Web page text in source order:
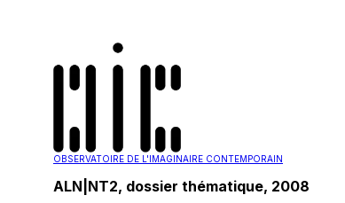
OBSERVATOIRE DE L'IMAGINAIRE CONTEMPORAIN
ALN|NT2, dossier thématique, 2008